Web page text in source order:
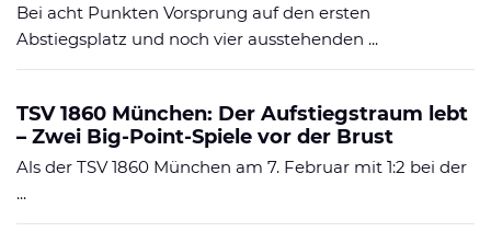
Bei acht Punkten Vorsprung auf den ersten
Abstiegsplatz und noch vier ausstehenden ...
TSV 1860 München: Der Aufstiegstraum lebt
– Zwei Big-Point-Spiele vor der Brust
Als der TSV 1860 München am 7. Februar mit 1:2 bei der
...